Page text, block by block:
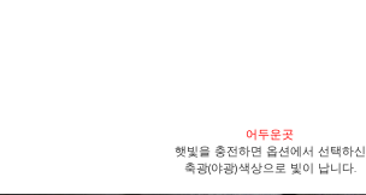
어두운곳
햇빛을 충전하면 옵션에서 선택하신
축광(야광)색상으로 빛이 납니다.